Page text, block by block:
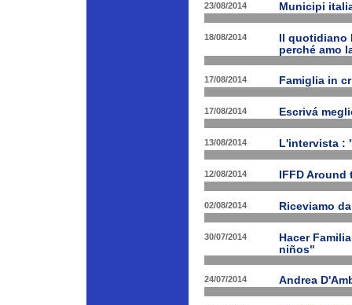
23/08/2014 Municipi
18/08/2014
Il
perché amo
17/08/2014 Famiglia in
17/08/2014 Escrivá
13/08/2014 L'intervista :
12/08/2014 IFFD
02/08/2014 Riceviamo
30/07/2014
Hacer
niños"
24/07/2014 Andrea